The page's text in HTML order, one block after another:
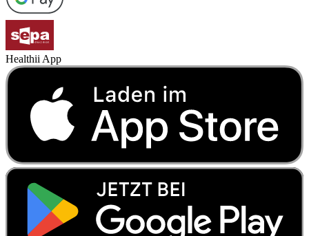
Healthii App